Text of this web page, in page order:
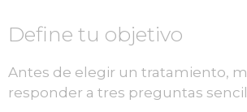
Define tu objetivo
Antes de elegir un tratamiento,
responder a tres preguntas